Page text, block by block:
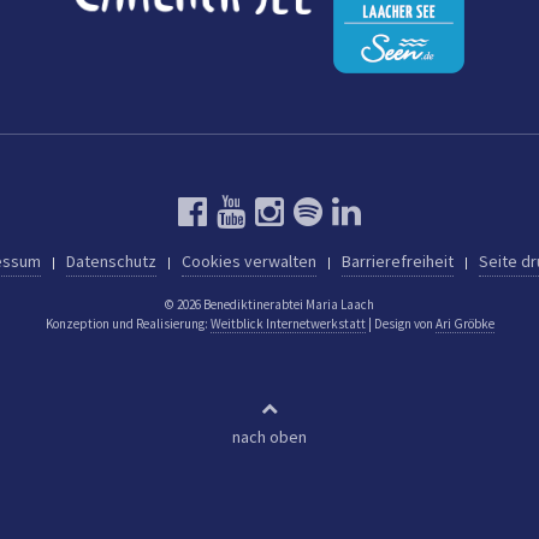
Datenschutz Cookies verwalten Barrierefreiheit Seite
© 2026 Benediktinerabtei Maria Laach
Konzeption und Realisierung: Weitblick Internetwerkstatt| Design von Ari Gröbke
nach oben